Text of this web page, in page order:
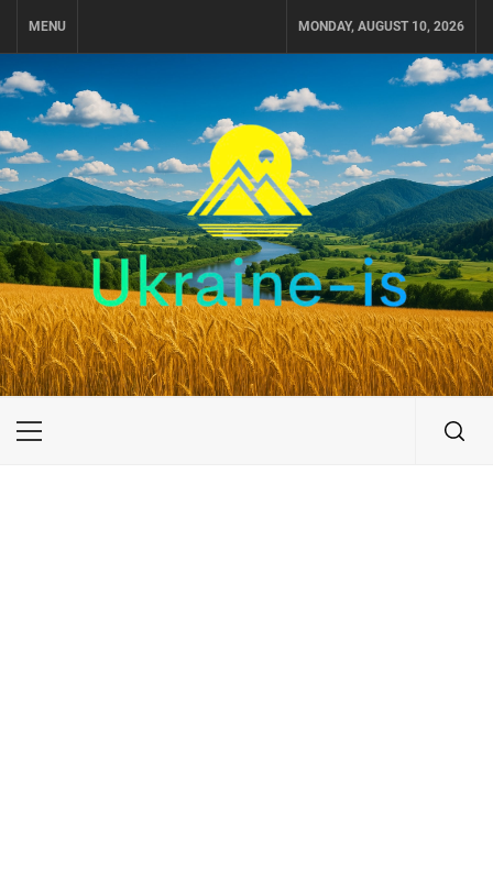
MENU MONDAY, AUGUST 10, 2026
UKRAINE-IS
ПУТЕШЕСТВИЕ ПО УКРАИНЕ
Primary